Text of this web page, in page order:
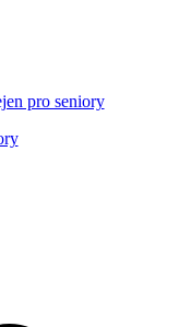
pro seniory